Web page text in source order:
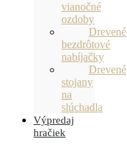
vianočné
ozdoby
Drevené
bezdrôtové
nabíjačky
Drevené
stojany
na
slúchadla
Výpredaj
hračiek